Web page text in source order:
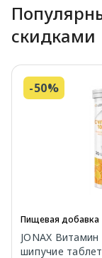
скидками
-50%
Пищевая добавка
JONAX
шипучие